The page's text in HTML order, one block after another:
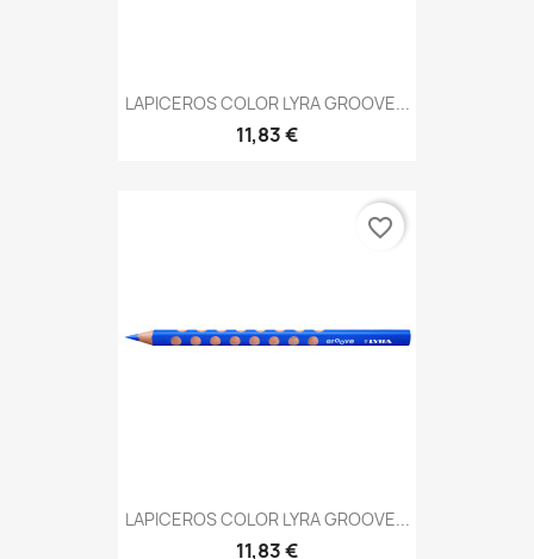
LAPICEROS COLOR LYRA GROOVE...
11,83 €
LAPICEROS COLOR LYRA GROOVE...
11,83 €
favorite_border